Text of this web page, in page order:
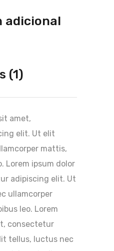
adicional
(1)
amet,
elit. Ut elit
mattis,
Lorem ipsum dolor
adipiscing elit. Ut
ullamcorper
leo. Lorem
consectetur
tellus, luctus nec